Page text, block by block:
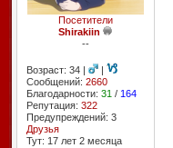
Посетители
Shirakiin
--
Возраст: 34 |
|
Сообщений: 2660
Благодарности: 31 / 164
Репутация: 322
Предупреждений: 3
Друзья
Тут: 17 лет 2 месяцa